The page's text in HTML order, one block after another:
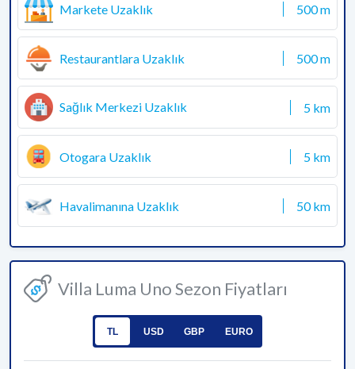
Markete Uzaklık 500 m
Restaurantlara Uzaklık 500 m
Sağlık Merkezi Uzaklık 5 km
Otogara Uzaklık 5 km
Havalimanına Uzaklık 50 km
Villa Luma Uno Sezon Fiyatları
TL USD GBP EURO